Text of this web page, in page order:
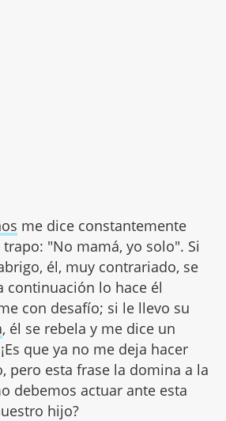
me dice constantemente
"No mamá, yo solo". Si
él, muy contrariado, se
continuación lo hace él
con desafío; si le llevo su
, él se rebela y me dice un
que ya no me deja hacer
pero esta frase la domina a la
debemos actuar ante esta
hijo?